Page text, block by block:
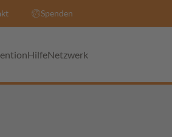
Spenden
HilfeNetzwerk